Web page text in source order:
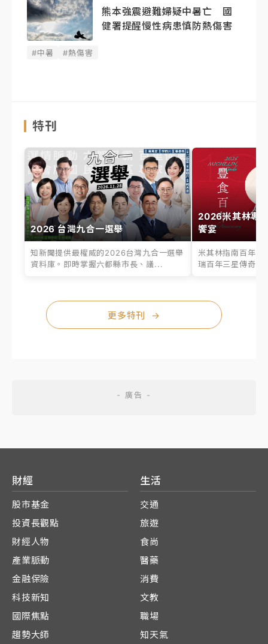
熊本強震避難婦疑中暑亡 國
健署提醒慢性病患慎防熱傷害
#中暑 #熱傷害
特刊
2026 台灣九合一選舉
知新聞提供最權威的2026台灣九合一選舉
資料庫。即時掌握六都縣市長、議...
2026米其林專
饗宴
米其林指南百年之
瑞百年三星傳奇、
更多特刊 →
財經
股市基金
投資長觀點
財經人物
產業脈動
金融保險
科技新知
國際焦點
趨勢大師
生活
交通
旅遊
食尚
醫藥
消費
文教
職場
知天氣